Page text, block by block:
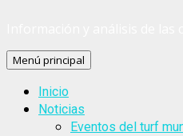
Menú principal
Inicio
Noticias
Eventos del turf